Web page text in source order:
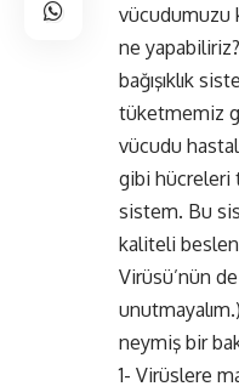
vücudumuzu
ne
bağışıklık
tüketmemiz
vücudu
gibi hücreleri
sistem. Bu
kaliteli
Virüsü’nün
neymiş bir
1- Virüslere